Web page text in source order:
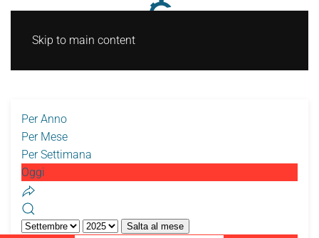
Skip to main content
Per Anno
Per Mese
Per Settimana
Oggi
Salta al mese